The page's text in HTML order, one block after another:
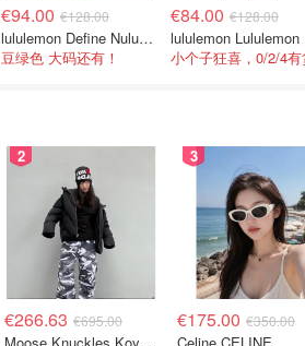
€94.00 €128.00
lululemon Define Nulu 短夹克
豆绿色 大码还有！
€84.00 €128.00
小个子狂喜，0/2/4
2
€266.63 €695.00
3
€175.00 €350.00